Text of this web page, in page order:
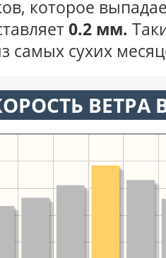
которое
0.2 мм.
самых сухих